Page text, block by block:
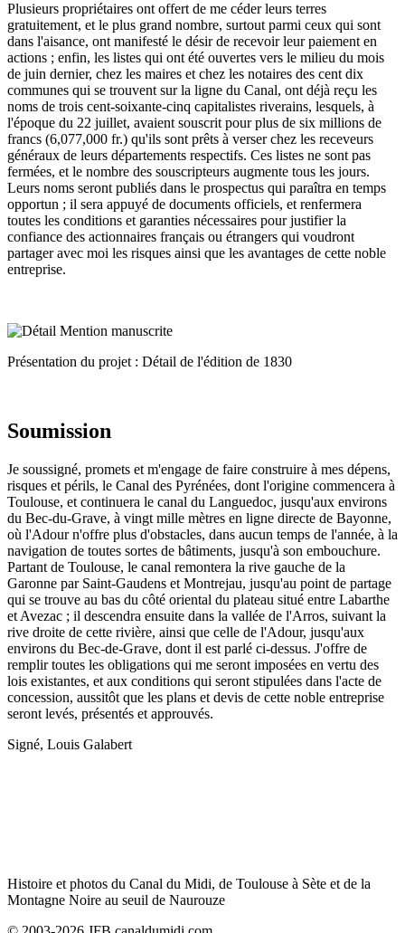
Plusieurs propriétaires ont offert de me céder leurs terres
gratuitement, et le plus grand nombre, surtout parmi ceux qui sont
dans l'aisance, ont manifesté le désir de recevoir leur paiement en
actions ; enfin, les listes qui ont été ouvertes vers le milieu du mois
de juin dernier, chez les maires et chez les notaires des cent dix
communes qui se trouvent sur la ligne du Canal, ont déjà reçu les
noms de trois cent-soixante-cinq capitalistes riverains, lesquels, à
l'époque du 22 juillet, avaient souscrit pour plus de six millions de
francs (6,077,000 fr.) qu'ils sont prêts à verser chez les receveurs
généraux de leurs départements respectifs. Ces listes ne sont pas
fermées, et le nombre des souscripteurs augmente tous les jours.
Leurs noms seront publiés dans le prospectus qui paraîtra en temps
opportun ; il sera appuyé de documents officiels, et renfermera
toutes les conditions et garanties nécessaires pour justifier la
confiance des actionnaires français ou étrangers qui voudront
partager avec moi les risques ainsi que les avantages de cette noble
entreprise.
Présentation du projet : Détail de l'édition de 1830
Soumission
Je soussigné, promets et m'engage de faire construire à mes dépens,
risques et périls, le Canal des Pyrénées, dont l'origine commencera à
Toulouse, et continuera le canal du Languedoc, jusqu'aux environs
du Bec-du-Grave, à vingt mille mètres en ligne directe de Bayonne,
où l'Adour n'offre plus d'obstacles, dans aucun temps de l'année, à la
navigation de toutes sortes de bâtiments, jusqu'à son embouchure.
Partant de Toulouse, le canal remontera la rive gauche de la
Garonne par Saint-Gaudens et Montrejau, jusqu'au point de partage
qui se trouve au bas du côté oriental du plateau situé entre Labarthe
et Avezac ; il descendra ensuite dans la vallée de l'Arros, suivant la
rive droite de cette rivière, ainsi que celle de l'Adour, jusqu'aux
environs du Bec-de-Grave, dont il est parlé ci-dessus. J'offre de
remplir toutes les obligations qui me seront imposées en vertu des
lois existantes, et aux conditions qui seront stipulées dans l'acte de
concession, aussitôt que les plans et devis de cette noble entreprise
seront levés, présentés et approuvés.
Signé, Louis Galabert
Histoire et photos du Canal du Midi, de Toulouse à Sète et de la
Montagne Noire au seuil de Naurouze